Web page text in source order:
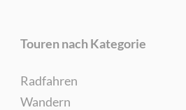
Touren nach Kategorie
Radfahren
Wandern